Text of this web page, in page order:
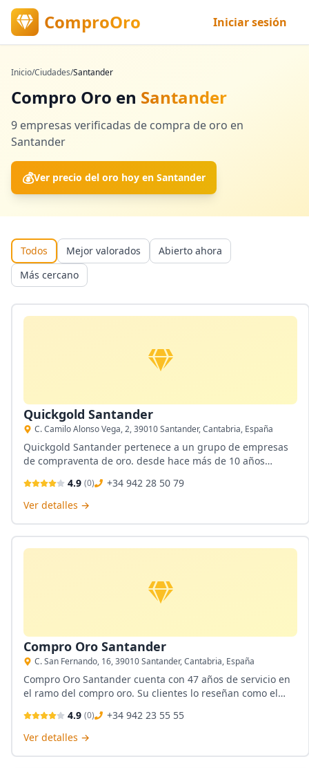
ComproOro Iniciar sesión
Inicio/Ciudades/Santander
Compro Oro en Santander
9 empresas verificadas de compra de oro en
Santander
💰Ver precio del oro hoy en Santander
Todos Mejor valorados
Abierto ahora
Más cercano
Quickgold Santander
C. Camilo Alonso Vega, 2, 39010 Santander, Cantabria, España
Quickgold Santander pertenece a un grupo de empresas
de compraventa de oro. desde hace más de 10 años
oro. Sus servicios incluyen compro oro y plata, cambios de
divisas y venta de joyería exclusiva de ocasión.
4.9 (0)
+34 942 28 50 79
Ver detalles →
Compro Oro Santander
C. San Fernando, 16, 39010 Santander, Cantabria, España
Compro Oro Santander cuenta con 47 años de servicio en
el ramo del compro oro. Su clientes lo reseñan como el
Compran todo tipo de oro y objetos de plata. Cuentan con
tasación de joyas a domicilio.
4.9 (0)
+34 942 23 55 55
Ver detalles →